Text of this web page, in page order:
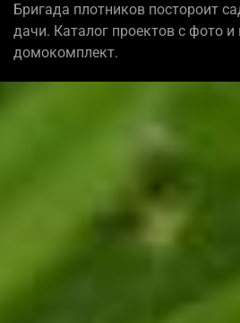
Бригада плотников постороит
дачи. Каталог проектов с фото и
домокомплект.